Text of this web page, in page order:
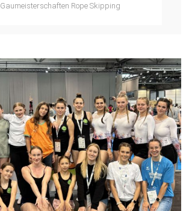
Gaumeisterschaften Rope Skipping